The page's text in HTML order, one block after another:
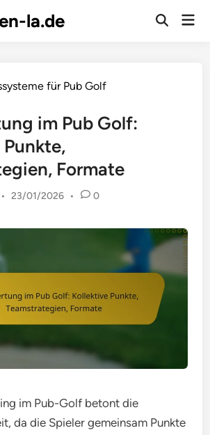
la.de
Open
für Pub Golf
im Pub Golf:
Formate
• 23/01/2026 • 0
im Pub-Golf betont die
da die Spieler gemeinsam Punkte